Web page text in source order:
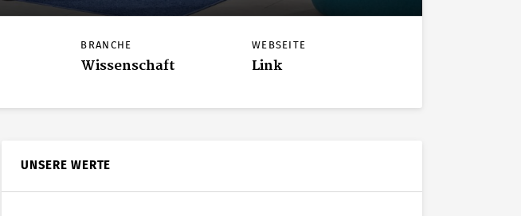
BRANCHE
Wissenschaft
WEBSEITE
Link
UNSERE WERTE